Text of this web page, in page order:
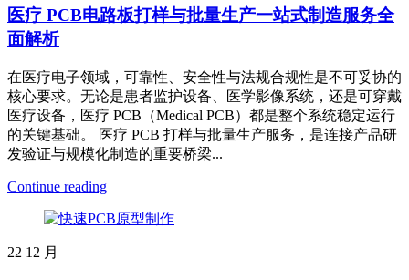
医疗 PCB电路板打样与批量生产一站式制造服务全
面解析
在医疗电子领域，可靠性、安全性与法规合规性是不可妥协的
核心要求。无论是患者监护设备、医学影像系统，还是可穿戴
医疗设备，医疗 PCB（Medical PCB）都是整个系统稳定运行
的关键基础。 医疗 PCB 打样与批量生产服务，是连接产品研
发验证与规模化制造的重要桥梁...
Continue reading
22 12 月